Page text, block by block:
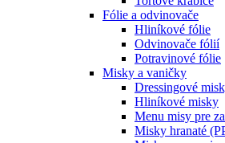
Fólie a odvinovače
Hliníkové fólie
Odvinovače fólií
Potravinové fólie
Misky a vaničky
Dressingové
Hliníkové misky
Menu misy pre
Misky hranaté